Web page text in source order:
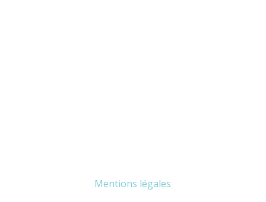
Mentions légales